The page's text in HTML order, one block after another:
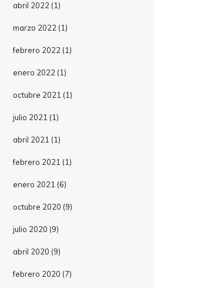
abril 2022 (1)
marzo 2022 (1)
febrero 2022 (1)
enero 2022 (1)
octubre 2021 (1)
julio 2021 (1)
abril 2021 (1)
febrero 2021 (1)
enero 2021 (6)
octubre 2020 (9)
julio 2020 (9)
abril 2020 (9)
febrero 2020 (7)